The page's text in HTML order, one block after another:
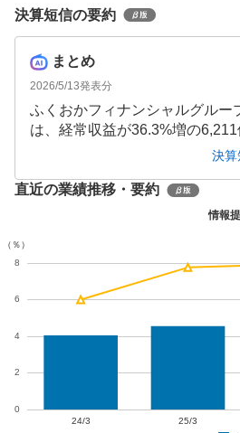
決算短信の要約
まとめ
2026/5/13発表分
ふくおかフィナンシャルグルー
は、経常収益が36.3%増の
4%増の1,206億円、当期純利
し20兆3,068億円となるなど、
しています。2027年3月期もさ
決算
直近の業績推移・要約
情報